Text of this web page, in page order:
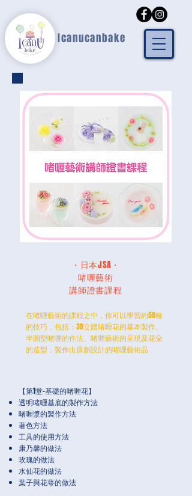
Icanucanbake
・日本JSA・
啫喱藝術
講師證書課程
在啫喱藝術的課程之中，你可以學習約50種
的技巧，包括：3D立體啫喱花的基本製作、
半圓型啫喱的作法、啫喱藝術的呈現及花朵
的造型，製作出原創設計的啫喱藝術品
【第1堂-基礎的啫喱花】
透明啫喱基底的製作方法
啫喱漿的製作方法
著色方法
工具的使用方法
康乃馨的做法
玫瑰的做法
水仙花的做法
葉子與花萼的做法